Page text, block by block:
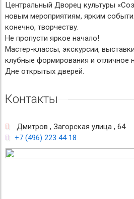
Центральный Дворец культуры
новым мероприятиям, ярким
конечно, творчеству.
Не пропусти яркое начало!
Мастер-классы, экскурсии,
клубные формирования и отличное
Дне открытых дверей.
Контакты
Дмитров , Загорская улица , 64
+7 (496) 223 44 18